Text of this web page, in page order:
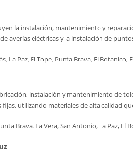
la instalación, mantenimiento y
averías eléctricas y la instalación de
La Paz, El Tope, Punta Brava, El
instalación y mantenimiento de
utilizando materiales de alta calidad
Brava, La Vera, San Antonio, La Paz, El